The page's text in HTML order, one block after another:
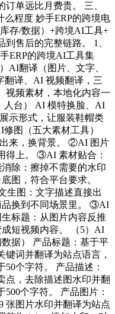
单远比月费贵。 三、
么程度 妙手ERP的跨境电
存/数据）+跨境AI工具+
售后的完整链路。 1、
ERP的跨境AI工具集
AI翻译（图片、文字、
翻译、AI 视频翻译，三
视频素材，本地化内容一
人台） AI 模特换脸、AI
示形式，让服装鞋帽类
图（五大素材工具）
来，换背景。 ②AI 图片
得上。 ③AI 素材贴合：
除：擦掉不需要的水印
图，符合平台要求。
生图：文字描述直接出
换到不同场景里。 ③AI
标题：从图片内容反推
短视频内容。 （5）AI
据） 产品标题：基于平
键词并翻译为站点语言，
个字符。 产品描述：
点，去除描述图水印并翻
个字符。 产品图片：
张图片水印并翻译为站点